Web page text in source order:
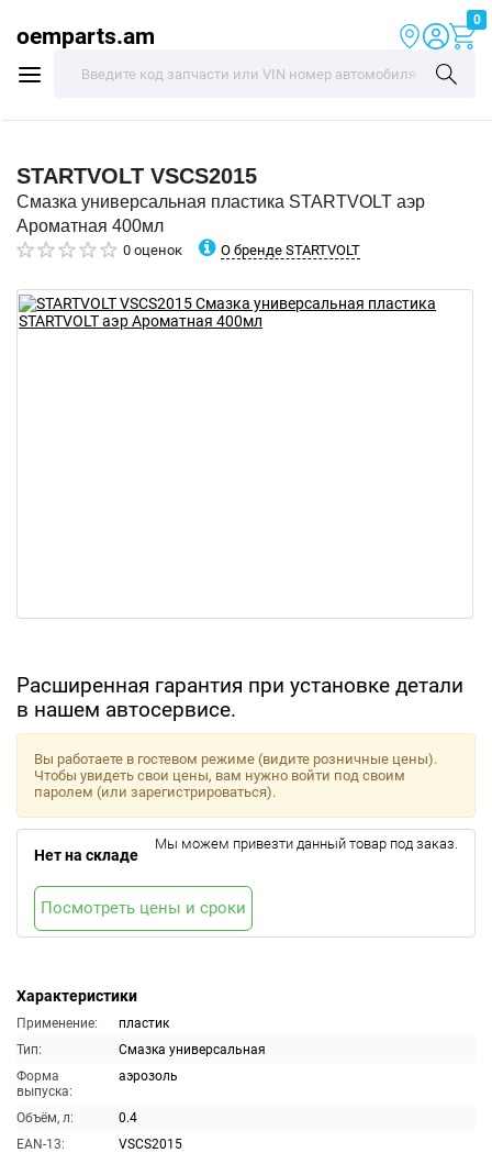
oemparts.am
0
STARTVOLT VSCS2015
Смазка универсальная пластика STARTVOLT аэр
Ароматная 400мл
0 оценок О бренде STARTVOLT
Расширенная гарантия при установке детали
в нашем автосервисе.
Характеристики
Применение:
пластик
Тип:
Смазка универсальная
Форма
выпуска:
аэрозоль
Объём, л:
0.4
EAN-13:
VSCS2015
Вы работаете в гостевом режиме (видите розничные цены).
Чтобы увидеть свои цены, вам нужно войти под своим
паролем (или зарегистрироваться).
Нет на складе
Мы можем привезти данный товар под заказ.
Посмотреть цены и сроки